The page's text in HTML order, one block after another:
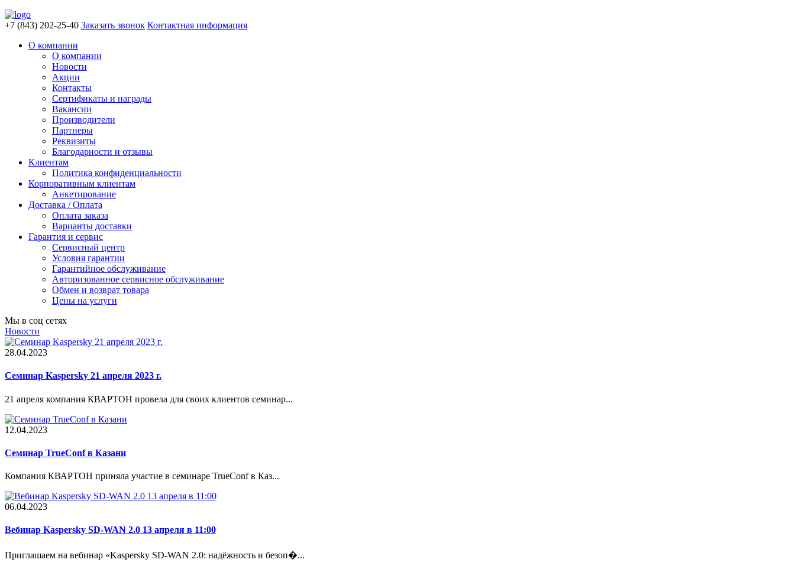
+7 (843) 202-25-40 Заказать звонок Контактная информация
О компании
О компании
Новости
Акции
Контакты
Сертификаты и награды
Вакансии
Производители
Партнеры
Реквизиты
Благодарности и отзывы
Клиентам
Политика конфиденциальности
Корпоративным клиентам
Анкетирование
Доставка / Оплата
Оплата заказа
Варианты доставки
Гарантия и сервис
Сервисный центр
Условия гарантии
Гарантийное обслуживание
Авторизованное сервисное обслуживание
Обмен и возврат товара
Цены на услуги
Мы в соц сетях
Новости
28.04.2023
Семинар Kaspersky 21 апреля 2023 г.
21 апреля компания КВАРТОН провела для своих клиентов семинар...
12.04.2023
Cеминар TrueConf в Казани
Компания КВАРТОН приняла участие в семинаре TrueConf в Каз...
06.04.2023
Вебинар Kaspersky SD-WAN 2.0 13 апреля в 11:00
Приглашаем на вебинар «Kaspersky SD-WAN 2.0: надёжность и безоп�...